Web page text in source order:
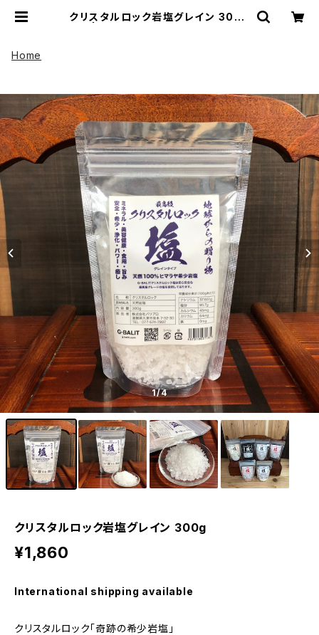
クリスタルロック岩塩グレイン 300g
Home
1/4
クリスタルロック岩塩グレイン 300g
¥1,860
International shipping available
クリスタルロック「奇跡の希少岩塩」